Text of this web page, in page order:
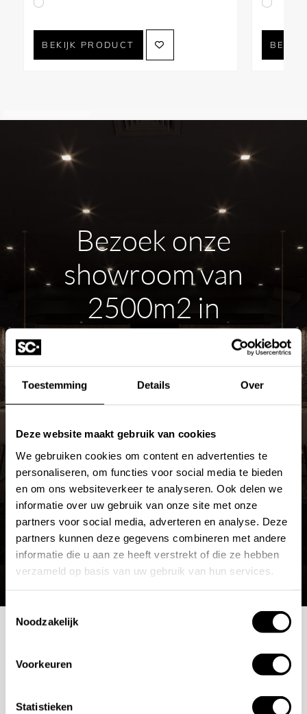
Toestemming Details Over
Deze website maakt gebruik van cookies
We gebruiken cookies om content en advertenties te
personaliseren, om functies voor social media te bieden
en om ons websiteverkeer te analyseren. Ook delen we
informatie over uw gebruik van onze site met onze
partners voor social media, adverteren en analyse. Deze
partners kunnen deze gegevens combineren met andere
informatie die u aan ze heeft verstrekt of die ze hebben
verzameld op basis van uw gebruik van hun services.
Toestemmingsselectie
Noodzakelijk
Voorkeuren
Statistieken
BEKIJK PRODUCT
Bezoek onze
showroom van
2500m2 in
Hardinxveld-
Giessendam
Mogelijkheden